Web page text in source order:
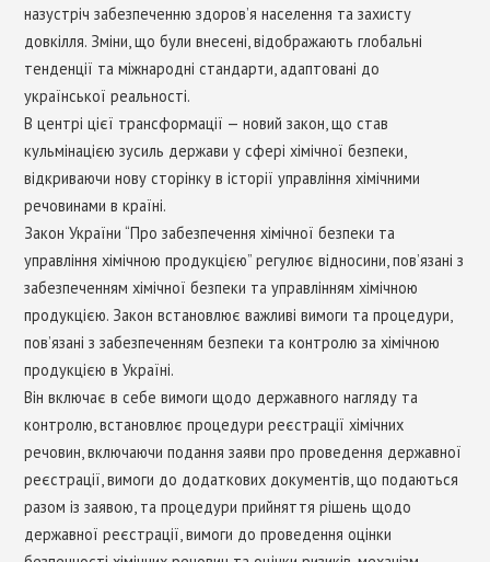
назустріч забезпеченню здоров’я населення та захисту
довкілля. Зміни, що були внесені, відображають глобальні
тенденції та міжнародні стандарти, адаптовані до
української реальності.
В центрі цієї трансформації — новий закон, що став
кульмінацією зусиль держави у сфері хімічної безпеки,
відкриваючи нову сторінку в історії управління хімічними
речовинами в країні.
Закон України “Про забезпечення хімічної безпеки та
управління хімічною продукцією” регулює відносини, пов’язані з
забезпеченням хімічної безпеки та управлінням хімічною
продукцією. Закон встановлює важливі вимоги та процедури,
пов’язані з забезпеченням безпеки та контролю за хімічною
продукцією в Україні.
Він включає в себе вимоги щодо державного нагляду та
контролю, встановлює процедури реєстрації хімічних
речовин, включаючи подання заяви про проведення державної
реєстрації, вимоги до додаткових документів, що подаються
разом із заявою, та процедури прийняття рішень щодо
державної реєстрації, вимоги до проведення оцінки